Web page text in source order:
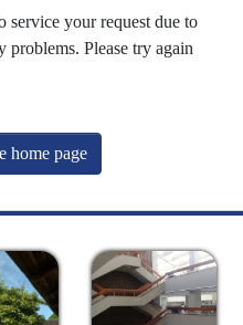
service your request due to
problems. Please try again
home page